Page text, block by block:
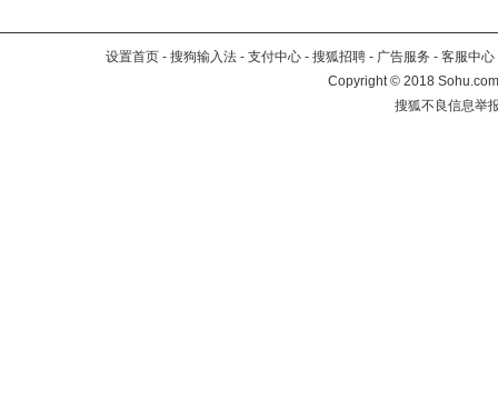
设置首页 - 搜狗输入法 - 支付中心 - 搜狐招聘 - 广告服务 - 客服中心
Copyright©2018
搜狐不良信息举